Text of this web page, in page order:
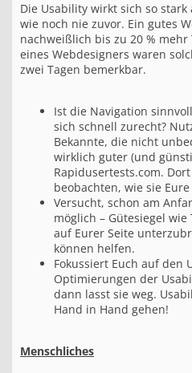
Die Usability wirkt sich so
wie noch nie zuvor. Ein gutes
nachweißlich bis zu 20 %
eines Webdesigners waren
zwei Tagen bemerkbar.
Ist die Navigation
sich schnell zurecht?
Bekannte, die nicht
wirklich guter (und
Rapidusertests.com.
beobachten, wie sie
Versucht, schon am
möglich – Gütesiegel
auf Eurer Seite
können helfen.
Fokussiert Euch auf den
Optimierungen der
dann lasst sie weg.
Hand in Hand gehen!
Menschliches